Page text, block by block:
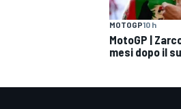
MOTOGP10 h
MotoGP |
mesi dopo il